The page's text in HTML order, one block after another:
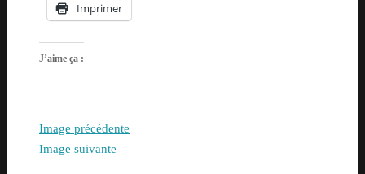
Imprimer
J’aime ça :
Image précédente
Image suivante